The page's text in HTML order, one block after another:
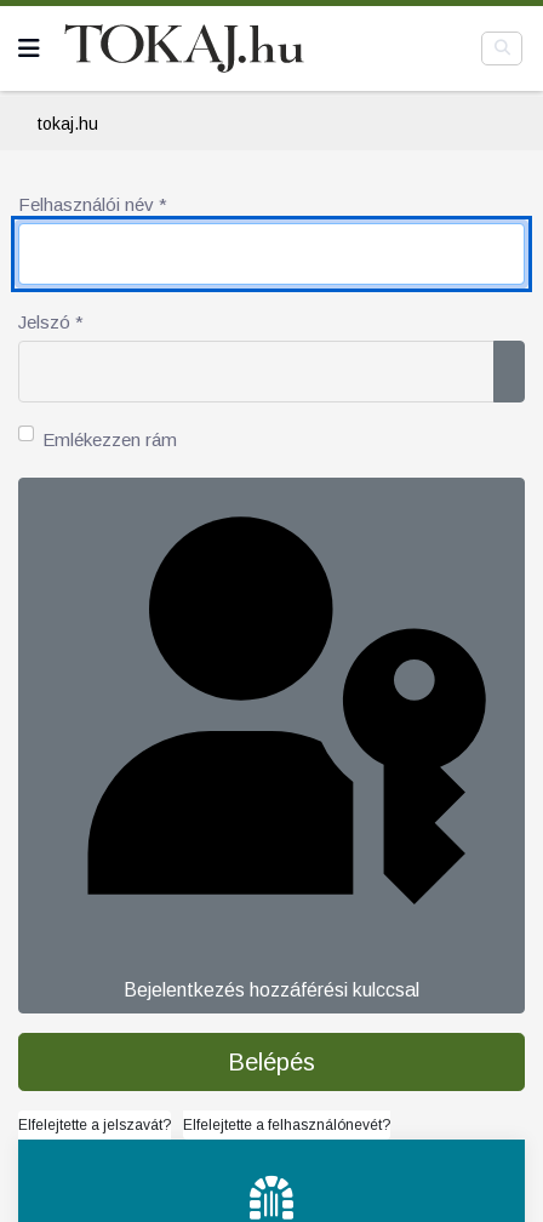
tokaj.hu
Felhasználói név *
Jelszó *
Emlékezzen rám
Bejelentkezés hozzáférési kulccsal
Belépés
Elfelejtette a jelszavát? Elfelejtette a felhasználónevét?